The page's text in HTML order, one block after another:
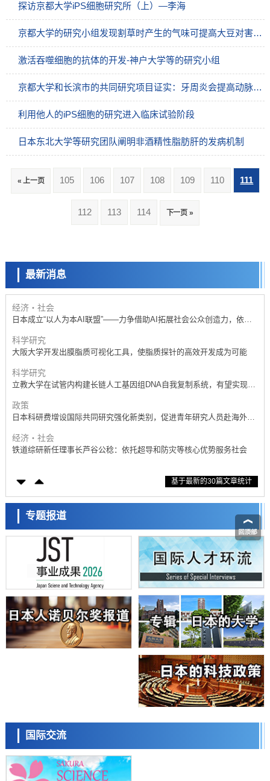
探访京都大学iPS细胞研究所（上）—李海
京都大学的研究小组发现割草时产生的气味可提高大豆对害虫的抵抗力
激活吞噬细胞的抗体的开发-神户大学等的研究小组
京都大学和长滨市的共同研究项目证实：牙周炎会提高动脉硬化的风险
利用他人的iPS细胞的研究进入临床试验阶段
日本东北大学等研究团队阐明非酒精性脂肪肝的发病机制
« 上一页 105 106 107 108 109 110 111
112 113 114 下一页 »
最新消息
科学研究
开发出300亿年仅误差1秒的光晶格钟，构建网络将其打造为下一代社会
基础设施
经济・社会
日本成立“以人为本AI联盟”——力争借助AI拓展社会公众创造力，依托
科学研究
大阪大学开发出膜脂质可视化工具，使脂质探针的高效开发成为可能
科学研究
立教大学在试管内构建长链人工基因组DNA自我复制系统，有望实现携
政策
日本科研费增设国际共同研究强化新类别，促进青年研究人员赴海外开
经济・社会
铁道综研新任理事长芦谷公稔：依托超导和防灾等核心优势服务社会
东京大学通过叶绿体基因组编辑技术强化碳固定酶，成功提高光合作用
科学研究
藤田医科大学等成功鉴定出非结核分枝杆菌生存的必需基因，首次揭示
该基因的必要性因菌株而异
经济・社会
【AI法下篇】如何应对AI的不可控性——中央大学平野晋教授专访
科学研究
日本学术会议：为保持土壤健康应采取哪些措施？探讨土壤保护与强化
的具体对策
科学研究
大阪大学开发基于水氢键网络的温度预测新方法，AI从分子排列信息中
高精度解读
经济・社会
【AI法上篇】如何对“将人生交给AI”保持危机感——中央大学平野晋教
庆应义塾大学阐明脑内“游击手”小胶质细胞包裹保护受损神经细胞的机
制，有望用于开发阿尔茨海默病等疾病疗法
劣化抑制机制，为提升轮胎安全性与耐久性的材料设计开辟道路
科学研究
近畿大学等发现植物染料“日本茜”的红色成分可抑制老化与炎症，有望
成为新型功能性材料
科学研究
群马大学开发针对难治性癫痫的新型基因疗法，利用超小型GAD67启动
基于最新的30篇文章统计
专题报道
国际交流
流员